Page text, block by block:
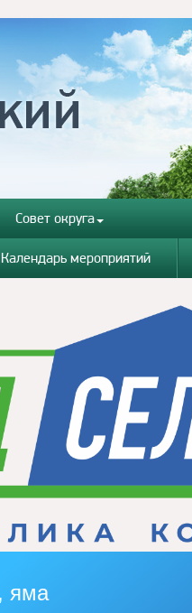
Совет округа
Календарь мероприятий
яма